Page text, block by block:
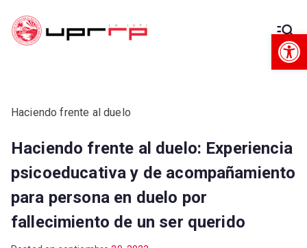
ción
Decanato de Administración
Haciendo frente al duelo
Haciendo frente al duelo: Experiencia
psicoeducativa y de acompañamiento
para persona en duelo por
fallecimiento de un ser querido